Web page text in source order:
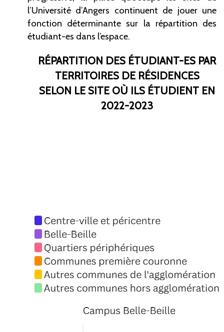
l’Université d’Angers continuent de jouer une
fonction déterminante sur la répartition des
étudiant-es dans l’espace.
RÉPARTITION DES ÉTUDIANT-ES PAR
TERRITOIRES DE RÉSIDENCES
SELON LE SITE OÙ ILS ÉTUDIENT EN
2022-2023